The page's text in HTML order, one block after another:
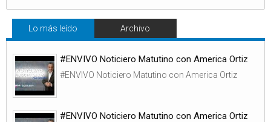
Lo más leído Archivo
#ENVIVO Noticiero Matutino con America Ortiz
#ENVIVO Noticiero Matutino con America Ortiz
#ENVIVO Noticiero Matutino con America Ortiz